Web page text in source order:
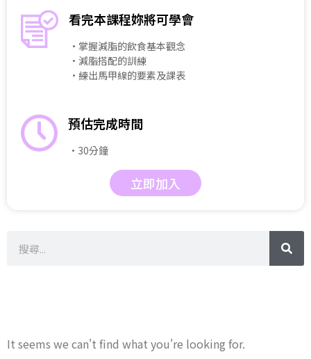
看完本課程妳將可學會
・掌握減脂的飲食基本觀念
・減脂搭配的訓練
・練出馬甲線的要素及課表
預估完成時間
・30分鐘
立即加入
It seems we can't find what you're looking for.